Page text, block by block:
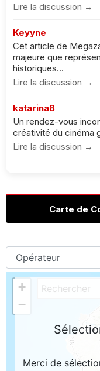
Lire la discussion →
Keyyne
Cet article de
majeure que
historiques...
Lire la discussion →
katarina8
Un rendez-vous
créativité du cinéma
Lire la discussion →
Carte de